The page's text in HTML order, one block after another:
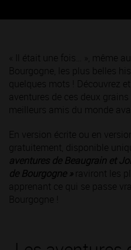
« Il était une fois… », même
Bourgogne, les plus belles
quelques mots ! Découvrez
aventures de ces deux
meilleurs amis du monde
En version écrite ou en
gratuitement, disponible
aventures de Beaugrain et
de Bourgogne » raviront les
apprenant ce qui se passe
Bourgogne !